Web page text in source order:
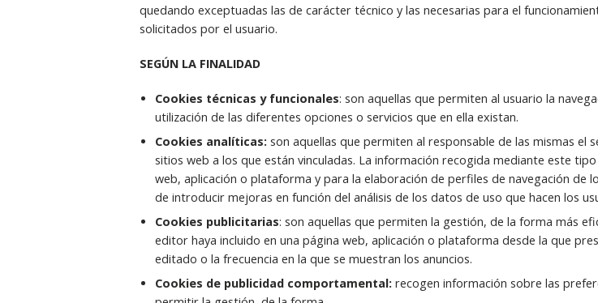
quedando exceptuadas las de carácter técnico y las necesarias para el
solicitados por el usuario.
SEGÚN LA FINALIDAD
Cookies técnicas y funcionales: son aquellas que permiten al usuario la
utilización de las diferentes opciones o servicios que en ella existan.
Cookies analíticas: son aquellas que permiten al responsable de las mismas
sitios web a los que están vinculadas. La información recogida mediante este
web, aplicación o plataforma y para la elaboración de perfiles de navegación de
de introducir mejoras en función del análisis de los datos de uso que hacen los
Cookies publicitarias: son aquellas que permiten la gestión, de la forma más
editor haya incluido en una página web, aplicación o plataforma desde la que
editado o la frecuencia en la que se muestran los anuncios.
Cookies de publicidad comportamental: recogen información sobre las